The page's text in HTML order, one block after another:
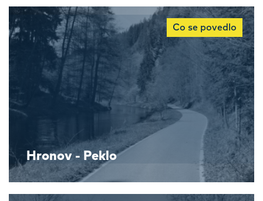
Co se povedlo
Hronov - Peklo